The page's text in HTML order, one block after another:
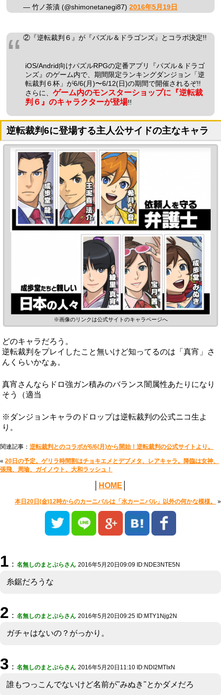
— 竹ノ茶漬 (@shimonetanegi87)2016年5月19日
②『逆転裁判６』が『パズル＆ドラゴンズ』とコラボ決定!!
iOS/Andrid向けパズルRPGの定番アプリ『パズル＆ドラゴ
ンズ』のゲーム内で、期間限定ランキングダンジョン「逆
転裁判６杯」が6/6(月)〜6/12(日)の期間で開催されるぞ!!
さらに、ゲーム内のモンスターショップに『逆転裁
判６』のキャラクターが登場!!
逆転裁判6に登場する主人公サイドの主なキャラ
※画像のリンクは公式サイトのキャラページへ
どのキャラだろう。
逆転裁判をプレイしたこと無いけど知ってるのは「真宵」さ
んくらいかなぁ。
真宵さんならドロ強ガン積みのバランス闇属性あたりになり
そう（適当
※ダンジョンキャラのドロップは逆転裁判の公式ニコ生よ
り。
関連記事： 逆転裁判とのコラボが6/6(月)から開始！逆転裁判の公式サイトより。
« 20日の予定。ゲリラ時間割はチョキエメとデブメタ、レアキャラ。降臨は女神、
張飛、周瑜、ガイノウト、大和ラッシュ！
HOME
本日20日(金)12時からのカーニバルは「水カーニバル」以外の何かな模様。 »
1 ： 名無しのまとぷらさん 2016年5月20日09:09 ID:NDE3NTE5N
糸鋸だろうな
2 ： 名無しのまとぷらさん 2016年5月20日09:25 ID:MTY1Njg2N
ガチャはないの？がっかり。
3 ： 名無しのまとぷらさん 2016年5月20日11:10 ID:NDI2MTIxN
誰もつっこんでないけど名前が"みぬき"とかダメだろ